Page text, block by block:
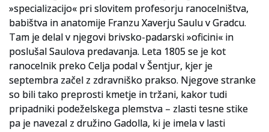
»specializacijo« pri slovitem profesorju ranocelništva,
babištva in anatomije Franzu Xaverju Saulu v Gradcu.
Tam je delal v njegovi brivsko-padarski »oficini« in
poslušal Saulova predavanja. Leta 1805 se je kot
ranocelnik preko Celja podal v Šentjur, kjer je
septembra začel z zdravniško prakso. Njegove stranke
so bili tako preprosti kmetje in tržani, kakor tudi
pripadniki podeželskega plemstva – zlasti tesne stike
pa je navezal z družino Gadolla, ki je imela v lasti